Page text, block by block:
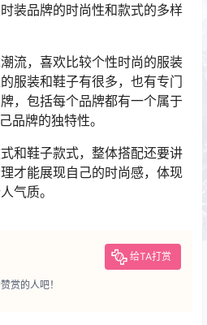
装品牌的时尚性和款式的多样
流，喜欢比较个性时尚的服装
服装和鞋子有很多，也有专门
，包括每个品牌都有一个属于
品牌的独特性。
和鞋子款式，整体搭配还要讲
才能展现自己的时尚感，体现
气质。
给TA打赏
赏的人吧！